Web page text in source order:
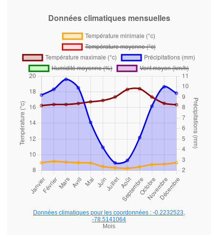
Données climatiques pour les coordonnées : -0.2232523,
-78.5141064
Mois